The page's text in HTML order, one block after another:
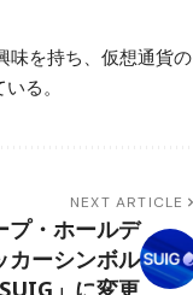
味を持ち、仮想通貨の
る。
NEXT ARTICLE
プ・ホールデ
カーシンボル
」に変更